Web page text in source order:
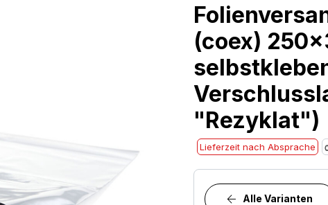
(coex)
"Rezyklat")
Lieferzeit nach Absprache
Alle Varianten